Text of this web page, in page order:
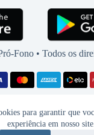
para garantir que
experiência em nosso
Fono • Todos os